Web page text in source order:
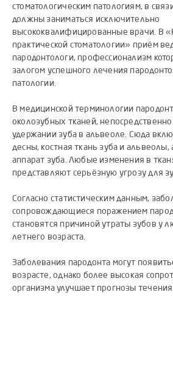
стоматологическим патологиям, в
должны заниматься исключительно
высококвалифицированные врачи. В
практической стоматологии» приём
пародонтологи, профессионализм
залогом успешного лечения
патологии.
В медицинской терминологии
околозубных тканей,
удержании зуба в альвеоле. Сюда
десны, костная ткань зуба и
аппарат зуба. Любые изменения в
представляют серьёзную угрозу для
Согласно статистическим данным,
сопровождающиеся поражением
становятся причиной утраты зубов у
летнего возраста.
Заболевания пародонта могут
возрасте, однако более высокая
организма улучшает прогнозы